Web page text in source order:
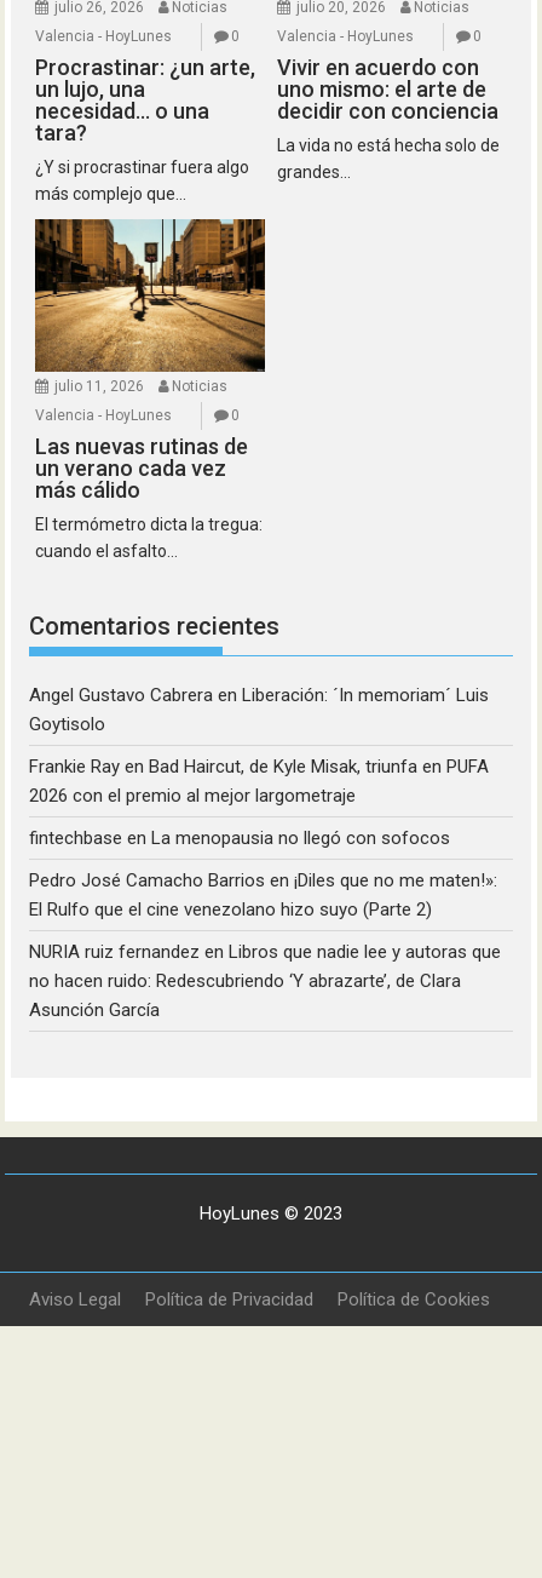
julio 26, 2026
Noticias
Valencia - HoyLunes
0
Procrastinar: ¿un arte,
un lujo, una
necesidad… o una
tara?
¿Y si procrastinar fuera algo
más complejo que...
julio 20, 2026
Noticias
Valencia - HoyLunes
0
Vivir en acuerdo con
uno mismo: el arte de
decidir con conciencia
La vida no está hecha solo de
grandes...
julio 11, 2026
Noticias
Valencia - HoyLunes
0
Las nuevas rutinas de
un verano cada vez
más cálido
El termómetro dicta la tregua:
cuando el asfalto...
Comentarios recientes
Angel Gustavo Cabrera en Liberación: ´In memoriam´ Luis
Goytisolo
Frankie Ray en Bad Haircut, de Kyle Misak, triunfa en PUFA
2026 con el premio al mejor largometraje
fintechbase en La menopausia no llegó con sofocos
Pedro José Camacho Barrios en¡Diles que no me maten!»:
El Rulfo que el cine venezolano hizo suyo (Parte 2)
NURIA ruiz fernandez en Libros que nadie lee y autoras que
no hacen ruido: Redescubriendo ‘Y abrazarte’, de Clara
Asunción García
HoyLunes © 2023
Aviso Legal Política de Privacidad Política de Cookies